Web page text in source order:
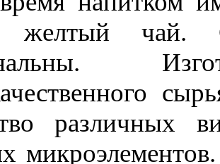
желтый чай.
различных